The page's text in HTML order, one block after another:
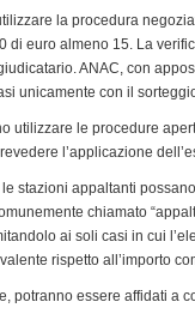
la procedura
di euro almeno 15. La
ANAC, con
unicamente con il
utilizzare le procedure
l’applicazione
stazioni appaltanti
chiamato
ai soli casi in cui
rispetto all’importo
potranno essere affidati a